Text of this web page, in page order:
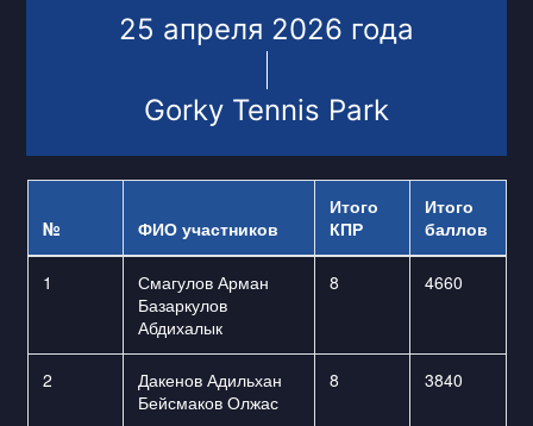
25 апреля 2026 года
Gorky Tennis Park
№ ФИО участников
Итого
КПР
Итого
баллов
1
Смагулов Арман
Базаркулов
Абдихалык
8 4660
2
Дакенов Адильхан
Бейсмаков Олжас
8 3840